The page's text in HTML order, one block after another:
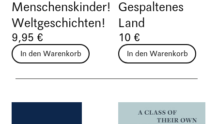
Menschenskinder!
Weltgeschichten!
9,95 €
In den Warenkorb
Gespaltenes
Land
10 €
In den Warenkorb